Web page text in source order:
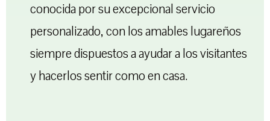
conocida por su excepcional servicio
personalizado, con los amables lugareños
siempre dispuestos a ayudar a los visitantes
y hacerlos sentir como en casa.